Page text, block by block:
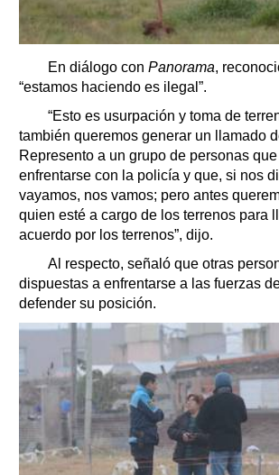
En diálogo con Panorama,
“estamos haciendo es ilegal”.
“Esto es usurpación y toma de
también queremos generar un llamado
Represento a un grupo de personas
enfrentarse con la policía y que, si nos
vayamos, nos vamos; pero antes
quien esté a cargo de los terrenos para
acuerdo por los terrenos”, dijo.
Al respecto, señaló que otras
dispuestas a enfrentarse a las fuerzas
defender su posición.